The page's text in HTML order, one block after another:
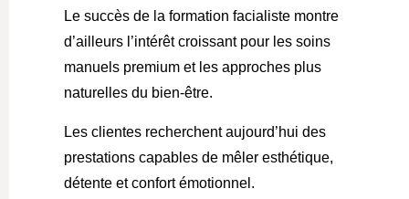
Le succès de la formation facialiste montre
d’ailleurs l’intérêt croissant pour les soins
manuels premium et les approches plus
naturelles du bien-être.
Les clientes recherchent aujourd’hui des
prestations capables de mêler esthétique,
détente et confort émotionnel.